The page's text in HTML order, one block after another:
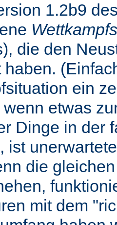
1.2b9
die den
haben.
ein
etwas
Dinge in der
ist
die
mit dem